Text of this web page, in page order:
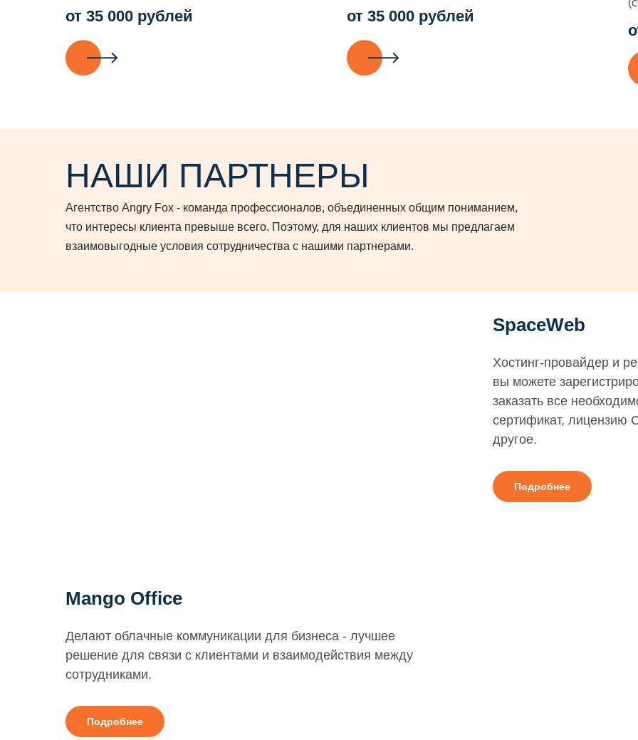
от 35 000 рублей от 35 000 рублей
НАШИ ПАРТНЕРЫ
Агентство Angry Fox - команда профессионалов, объединенных общим пониманием,
что интересы клиента превыше всего. Поэтому, для наших клиентов мы предлагаем
взаимовыгодные условия сотрудничества с нашими партнерами.
SpaceWeb
Xостинг-провайдер и
вы можете
заказать все
сертификат, лицензию
другое.
Подробнее
Mango Office
Делают облачные коммуникации для бизнеса - лучшее
решение для связи с клиентами и взаимодействия между
сотрудниками.
Подробнее